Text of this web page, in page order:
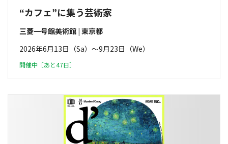
“カフェ”に集う芸術家
三菱一号館美術館 | 東京都
2026年6月13日（Sa）〜9月23日（We）
開催中［あと47日］